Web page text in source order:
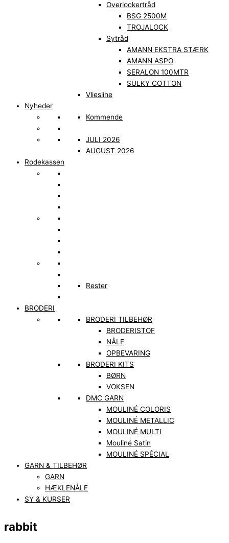
Overlockertråd
BSG 2500M
TROJALOCK
Sytråd
AMANN EKSTRA STÆRK
AMANN ASPO
SERALON 100MTR
SULKY COTTON
Vliesline
Nyheder
Kommende
JULI 2026
AUGUST 2026
Rodekassen
Rester
BRODERI
BRODERI TILBEHØR
BRODERISTOF
NÅLE
OPBEVARING
BRODERI KITS
BØRN
VOKSEN
DMC GARN
MOULINÉ COLORIS
MOULINÉ METALLIC
MOULINÉ MULTI
Mouliné Satin
MOULINÉ SPÉCIAL
GARN & TILBEHØR
GARN
HÆKLENÅLE
SY & KURSER
rabbit